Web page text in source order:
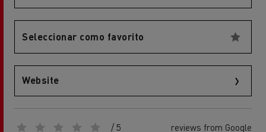
Seleccionar como favorito
Website
/ 5 reviews from Google